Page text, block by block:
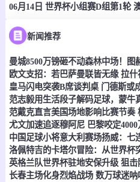
坦桑超 06-15
福斯特FC
情报
坦桑超 06-15
福斯特FC 0 -
情报
坦桑超 06-15
新闻推荐
欧文支招：若巴萨曼联皆无缘 拉
皇马闪电突袭B席谈判桌 门德斯或
尤文加速追逐穆阿尼 巴黎咬定
洛佩特吉的卡塔尔冒险：从世界杯
长春主场化身烈焰战场 数万球迷